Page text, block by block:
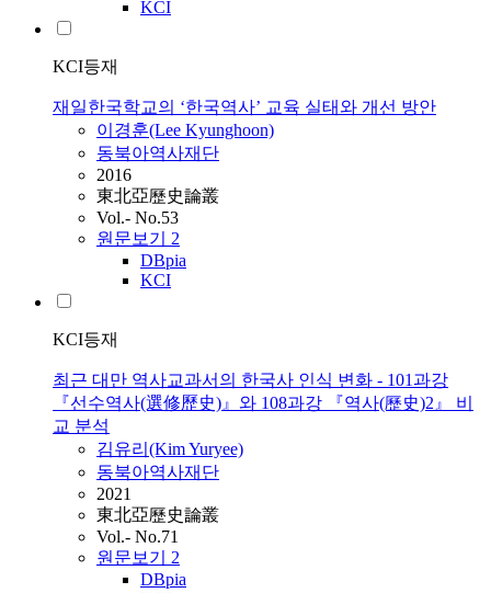
KCI
KCI등재
재일한국학교의 ‘한국역사’ 교육 실태와 개선 방안
이경훈(Lee Kyunghoon)
동북아역사재단
2016
東北亞歷史論叢
Vol.- No.53
원문보기 2
DBpia
KCI
KCI등재
최근 대만 역사교과서의 한국사 인식 변화 - 101과강
『선수역사(選修歷史)』와 108과강 『역사(歷史)2』 비
교 분석
김유리(Kim Yuryee)
동북아역사재단
2021
東北亞歷史論叢
Vol.- No.71
원문보기 2
DBpia